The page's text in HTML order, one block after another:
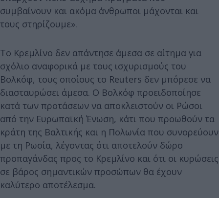
συμβαίνουν και ακόμα άνθρωποι μάχονται και
τους στηρίζουμε».
Το Κρεμλίνο δεν απάντησε άμεσα σε αίτημα για
σχόλιο αναφορικά με τους ισχυρισμούς του
Βολκόφ, τους οποίους το Reuters δεν μπόρεσε να
διασταυρώσει άμεσα. Ο Βολκόφ προειδοποίησε
κατά των προτάσεων να αποκλειστούν οι Ρώσοι
από την Ευρωπαϊκή Ένωση, κάτι που προωθούν τα
κράτη της Βαλτικής και η Πολωνία που συνορεύουν
με τη Ρωσία, λέγοντας ότι αποτελούν δώρο
προπαγάνδας προς το Κρεμλίνο και ότι οι κυρώσεις
σε βάρος σημαντικών προσώπων θα έχουν
καλύτερο αποτέλεσμα.